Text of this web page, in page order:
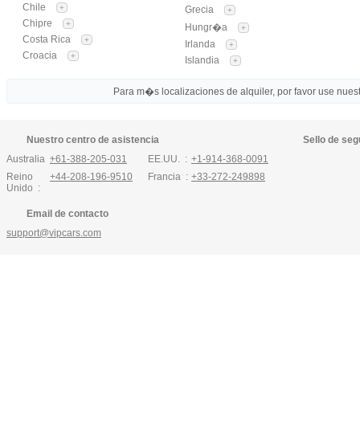
Chile +
Chipre +
Costa Rica +
Croacia +
Grecia +
Hungr�a +
Irlanda +
Islandia +
Para m�s localizaciones de alquiler, por favor use
Nuestro centro de asistencia
Australia :+61-388-205-031
Reino
Unido :
+44-208-196-9510
EE.UU. : +1-914-368-0091
Francia : +33-272-249898
Email de contacto
support@vipcars.com
Sello de